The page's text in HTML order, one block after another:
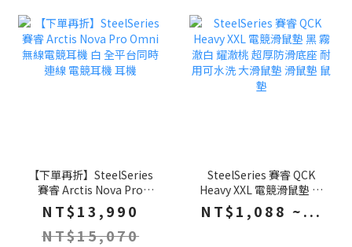
【下單再折】SteelSeries
賽睿 Arctis Nova Pro
Omni 無線電競耳機 白 全
平台同時連線 電競耳機 耳
機
NT$13,990
NT$15,070
SteelSeries 賽睿 QCK
Heavy XXL 電競滑鼠墊 黑
霧澈白 耀澈桃 超厚防滑底
座 耐用可水洗 大滑鼠墊 滑
NT$1,088 ~...